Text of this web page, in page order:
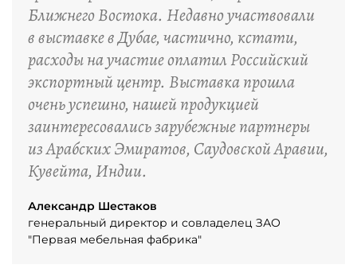
Ближнего Востока. Недавно участвовали
в выставке в Дубае, частично, кстати,
расходы на участие оплатил Российский
экспортный центр. Выставка прошла
очень успешно, нашей продукцией
заинтересовались зарубежные партнеры
из Арабских Эмиратов, Саудовской Аравии,
Кувейта, Индии.
Александр Шестаков
генеральный директор и совладелец ЗАО
"Первая мебельная фабрика"